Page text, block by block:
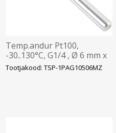
Temp.andur Pt100,
-30..130°C, G1/4 , Ø 6 mm x
50 mm, pistik M12 4-pin,
Stainless steel 1.4305, SICK
Tootjakood: TSP-1PAG10506MZ